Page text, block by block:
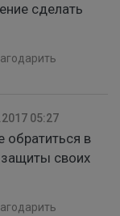
сделать
05:27
обратиться в
своих